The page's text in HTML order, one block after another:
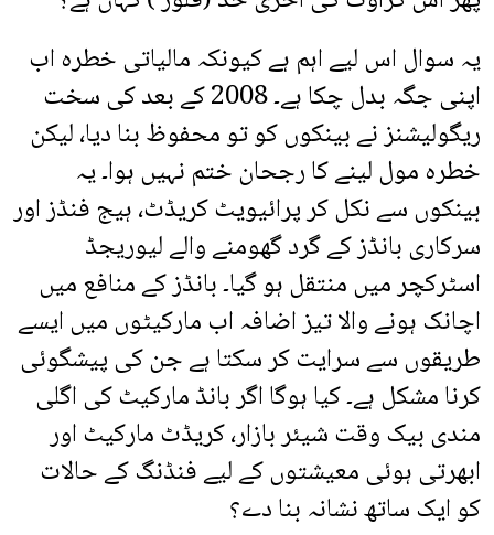
یہ سوال اس لیے اہم ہے کیونکہ مالیاتی خطرہ اب
اپنی جگہ بدل چکا ہے۔ 2008 کے بعد کی سخت
ریگولیشنز نے بینکوں کو تو محفوظ بنا دیا، لیکن
خطرہ مول لینے کا رجحان ختم نہیں ہوا۔ یہ
بینکوں سے نکل کر پرائیویٹ کریڈٹ، ہیج فنڈز اور
سرکاری بانڈز کے گرد گھومنے والے لیوریجڈ
اسٹرکچر میں منتقل ہو گیا۔ بانڈز کے منافع میں
اچانک ہونے والا تیز اضافہ اب مارکیٹوں میں ایسے
طریقوں سے سرایت کر سکتا ہے جن کی پیشگوئی
کرنا مشکل ہے۔ کیا ہوگا اگر بانڈ مارکیٹ کی اگلی
مندی بیک وقت شیئر بازار، کریڈٹ مارکیٹ اور
ابھرتی ہوئی معیشتوں کے لیے فنڈنگ کے حالات
کو ایک ساتھ نشانہ بنا دے؟